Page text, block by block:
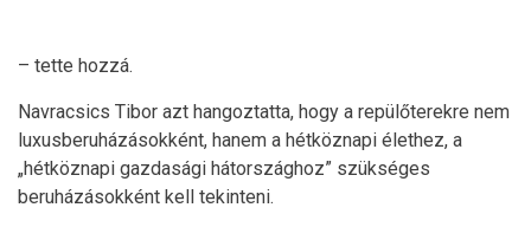
– tette hozzá.
Navracsics Tibor azt hangoztatta, hogy a repülőterekre nem
luxusberuházásokként, hanem a hétköznapi élethez, a
„hétköznapi gazdasági hátországhoz” szükséges
beruházásokként kell tekinteni.